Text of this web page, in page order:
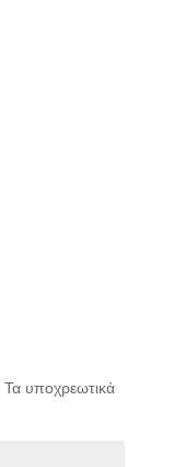
Τα υποχρεωτικά